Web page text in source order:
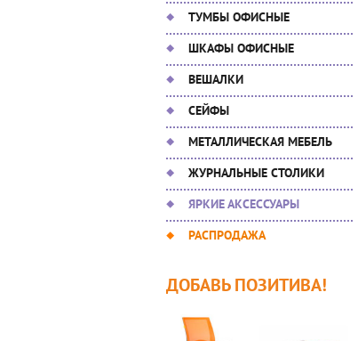
ТУМБЫ ОФИСНЫЕ
ШКАФЫ ОФИСНЫЕ
ВЕШАЛКИ
СЕЙФЫ
МЕТАЛЛИЧЕСКАЯ МЕБЕЛЬ
ЖУРНАЛЬНЫЕ СТОЛИКИ
ЯРКИЕ АКСЕССУАРЫ
РАСПРОДАЖА
ДОБАВЬ ПОЗИТИВА!